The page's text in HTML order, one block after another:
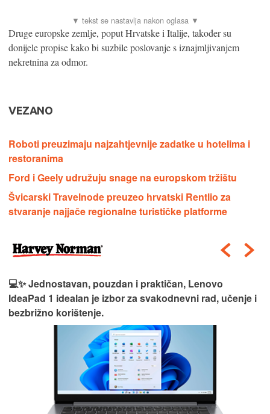
Druge europske zemlje, poput Hrvatske i Italije, također su
donijele propise kako bi suzbile poslovanje s iznajmljivanjem
nekretnina za odmor.
VEZANO
Roboti preuzimaju najzahtjevnije zadatke u hotelima i
restoranima
Ford i Geely udružuju snage na europskom tržištu
Švicarski Travelnode preuzeo hrvatski Rentlio za
stvaranje najjače regionalne turističke platforme
💻✨ Jednostavan, pouzdan i praktičan, Lenovo
IdeaPad 1 idealan je izbor za svakodnevni rad, učenje i
bezbrižno korištenje.